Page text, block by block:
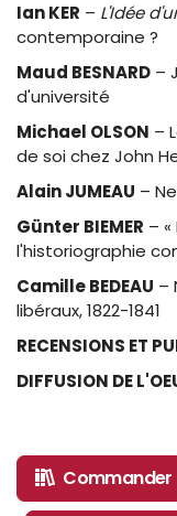
Ian KER – L'Idée
contemporaine ?
Maud BESNARD –
d'université
Michael OLSON –
de soi chez John
Alain JUMEAU –
Günter BIEMER –
l'historiographie
Camille BEDEAU –
libéraux, 1822-1841
RECENSIONS ET
DIFFUSION DE
Commander